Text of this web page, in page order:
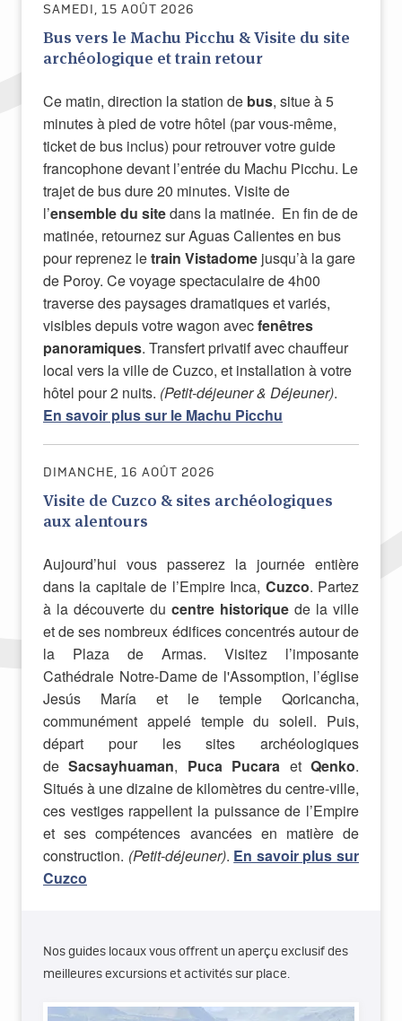
SAMEDI, 15 AOÛT 2026
Bus vers le Machu Picchu & Visite du site
archéologique et train retour
Ce matin, direction la station de bus, situe à 5
minutes à pied de votre hôtel (par vous-même,
ticket de bus inclus) pour retrouver votre guide
francophone devant l’entrée du Machu Picchu. Le
trajet de bus dure 20 minutes. Visite de
l’ensemble du sitedans la matinée. En fin de de
matinée, retournez sur Aguas Calientes en bus
pour reprenez letrain Vistadome jusqu’à la gare
de Poroy. Ce voyage spectaculaire de 4h00
traverse des paysages dramatiques et variés,
visibles depuis votre wagon avecfenêtres
panoramiques. Transfert privatif avec chauffeur
local vers la ville de Cuzco, et installation à votre
hôtel pour 2 nuits. (Petit-déjeuner & Déjeuner).
En savoir plus sur le Machu Picchu
DIMANCHE, 16 AOÛT 2026
Visite de Cuzco & sites archéologiques
aux alentours
Aujourd’hui vous passerez la journée entière
dans la capitale de l’Empire Inca, Cuzco. Partez
à la découverte du centre historique de la ville
et de ses nombreux édifices concentrés autour de
la Plaza de Armas. Visitez l’imposante
Cathédrale Notre-Dame de l'Assomption, l’église
Jesús María et le temple Qoricancha,
communément appelé temple du soleil. Puis,
départ pour les sites archéologiques
deSacsayhuaman, Puca Pucara etQenko.
Situés à une dizaine de kilomètres du centre-ville,
ces vestiges rappellent la puissance de l’Empire
et ses compétences avancées en matière de
construction. (Petit-déjeuner). En savoir plus sur
Cuzco
Nos guides locaux vous offrent un aperçu exclusif des
meilleures excursions et activités sur place.